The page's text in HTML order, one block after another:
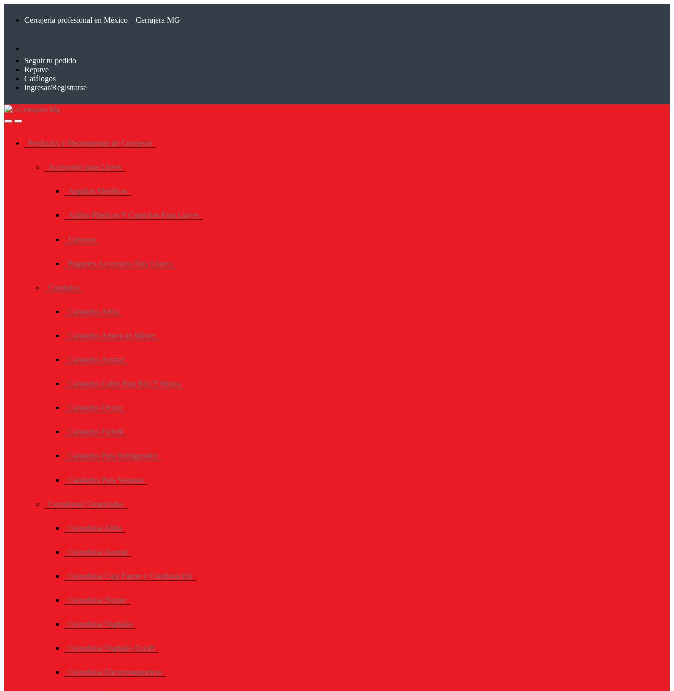
Cerrajería profesional en México – Cerrajera MG
Seguir tu pedido
Repuve
Catálogos
Ingresar/Registrarse
Productos y Herramientas de Cerrajeria
Accesorios para Llaves
Argollas Metálicas
Arillos Plásticos Y Capuchas Para Llaves
Llaveros
Paquetes Accesorios Para Llaves
Candados
Candados Abba
Candados American Máster
Candados Austral
Candados Cable Para Bici Y Motos
Candados Dexter
Candados Faitelli
Candados Para Refrigerador
Candados Para Ventana
Cerraduras Comerciales
Cerraduras Abba
Cerraduras Austral
Cerraduras Caja Fuerte y Combinación
Cerraduras Dexter
Cerraduras Digitales
Cerraduras Digitales Excell
Cerraduras Electromagneticas